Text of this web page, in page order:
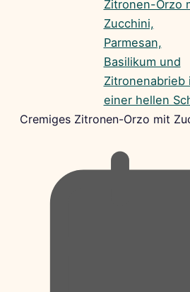
Cremiges Zitronen-Orzo mit